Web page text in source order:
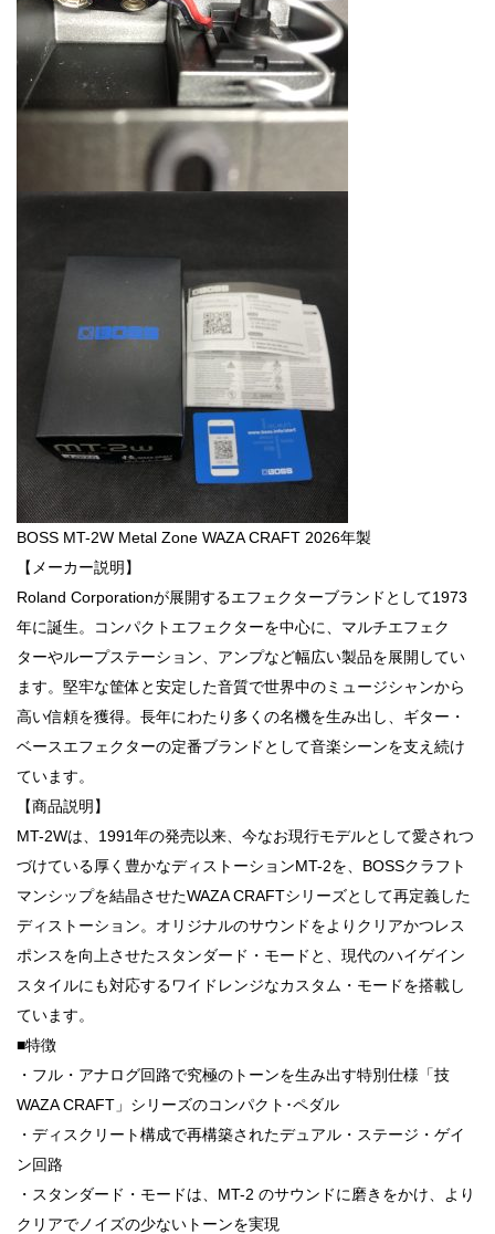
BOSS MT-2W Metal Zone WAZA CRAFT 2026年製
【メーカー説明】
Roland Corporationが展開するエフェクターブランドとして1973
年に誕生。コンパクトエフェクターを中心に、マルチエフェク
ターやループステーション、アンプなど幅広い製品を展開してい
ます。堅牢な筐体と安定した音質で世界中のミュージシャンから
高い信頼を獲得。長年にわたり多くの名機を生み出し、ギター・
ベースエフェクターの定番ブランドとして音楽シーンを支え続け
ています。
【商品説明】
MT-2Wは、1991年の発売以来、今なお現行モデルとして愛されつ
づけている厚く豊かなディストーションMT-2を、BOSSクラフト
マンシップを結晶させたWAZA CRAFTシリーズとして再定義した
ディストーション。オリジナルのサウンドをよりクリアかつレス
ポンスを向上させたスタンダード・モードと、現代のハイゲイン
スタイルにも対応するワイドレンジなカスタム・モードを搭載し
ています。
■特徴
・フル・アナログ回路で究極のトーンを生み出す特別仕様「技
WAZA CRAFT」シリーズのコンパクト･ペダル
・ディスクリート構成で再構築されたデュアル・ステージ・ゲイ
ン回路
・スタンダード・モードは、MT-2 のサウンドに磨きをかけ、より
クリアでノイズの少ないトーンを実現